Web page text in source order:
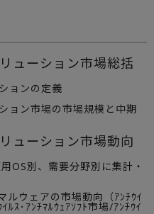
ューション市場総括
ョンの定義
ン市場の市場規模と中期
ューション市場動向
OS別、需要分野別に集計・
ウェアの市場動向（ｱﾝﾁｳｲ
ﾙｽ･ｱﾝﾁﾏﾙｳｪｱｿﾌﾄ市場/ｱﾝﾁｳｲ